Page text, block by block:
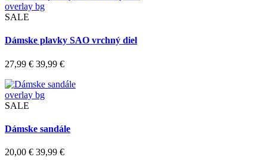
overlay bg
SALE
Dámske plavky SAO vrchný diel
27,99 € 39,99 €
overlay bg
SALE
Dámske sandále
20,00 € 39,99 €